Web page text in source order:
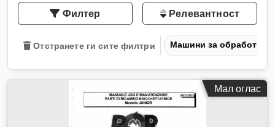
Филтер Релевантност
Отстранете ги сите филтри Машини за обработка
Мал оглас